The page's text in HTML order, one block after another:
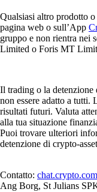
Qualsiasi altro prodotto
pagina web o sull’App
gruppo e non rientra
Limited o Foris MT
Il trading o la detenzione
non essere adatto a tutti.
risultati futuri. Valuta
alla tua situazione
Puoi trovare ulteriori
detenzione di crypto-asset
Contatto: chat.crypto.com
Ang Borg, St Julians